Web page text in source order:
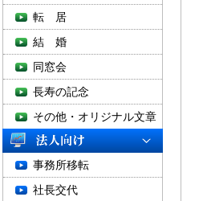
転 居
結 婚
同窓会
長寿の記念
その他・オリジナル文章
事務所移転
社長交代